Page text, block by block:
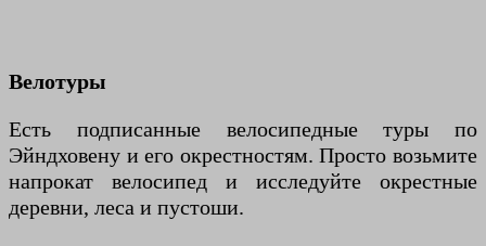
Велотуры
Есть подписанные велосипедные туры по
Эйндховену и его окрестностям. Просто возьмите
напрокат велосипед и исследуйте окрестные
деревни, леса и пустоши.